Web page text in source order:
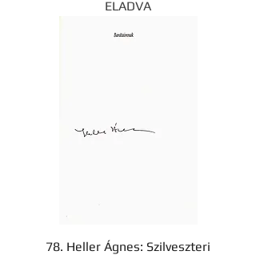
ELADVA
78. Heller Ágnes: Szilveszteri